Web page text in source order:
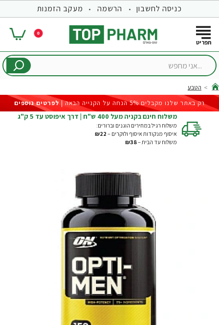
כניסה לחשבון הרשמה מעקב הזמנות
0
...אני
home
הטבע
רק באתר שלנו מקבלים 5% הנחה על הקנייה הבאה |
לפרטים נוספים
משלוח חינם בקניה מעל 400 ש"ח | דרך איפוסט עד 5 ק"ג
משלוח רגיל במחירים הוגנים וברורים:
איסוף מנקודות איסוף ולוקרים – ₪22
משלוח עד הבית –₪38